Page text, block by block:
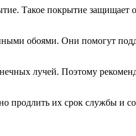
Такое покрытие защищает
обоями. Они помогут
лучей. Поэтому
их срок службы и